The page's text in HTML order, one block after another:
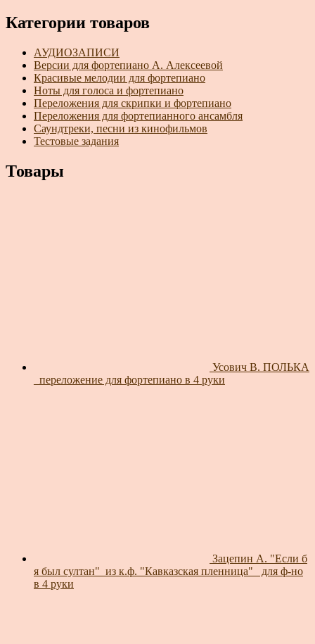
Категории товаров
АУДИОЗАПИСИ
Версии для фортепиано А. Алексеевой
Красивые мелодии для фортепиано
Ноты для голоса и фортепиано
Переложения для скрипки и фортепиано
Переложения для фортепианного ансамбля
Саундтреки, песни из кинофильмов
Тестовые задания
Товары
Усович В. ПОЛЬКА
_переложение для фортепиано в 4 руки
Зацепин А. "Если б
я был султан"_из к.ф. "Кавказская пленница"_ для ф-но
в 4 руки